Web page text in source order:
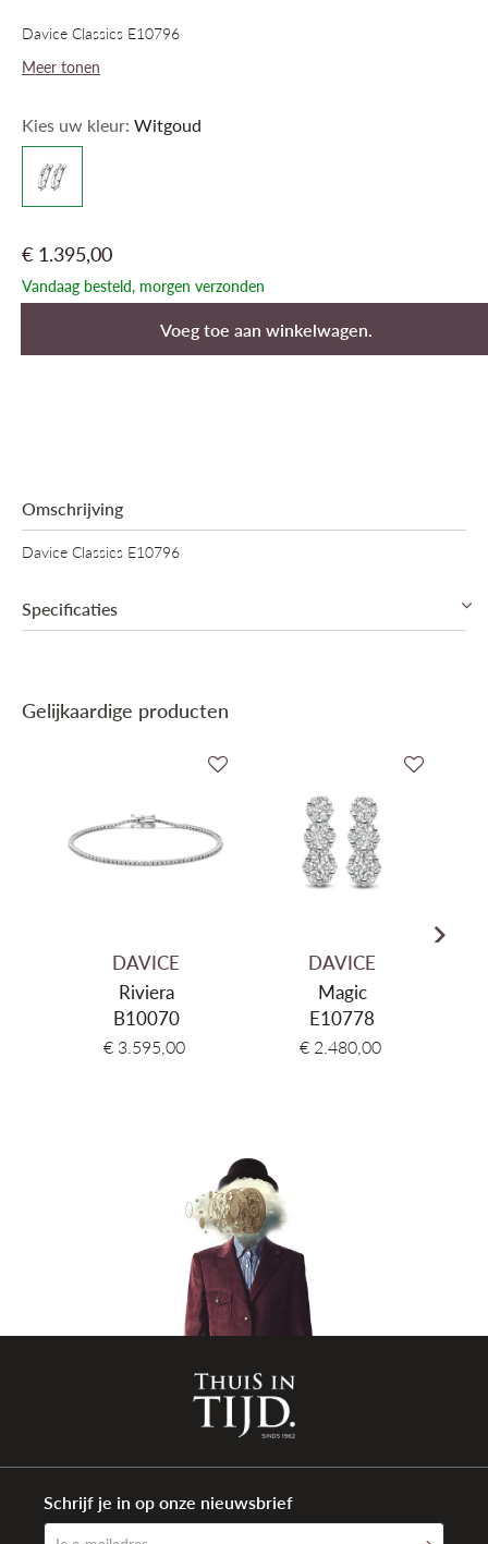
Davice Classics E10796
Meer tonen
Kies uw kleur: Witgoud
€ 1.395,00
Vandaag besteld, morgen verzonden
Voeg toe aan winkelwagen.
Omschrijving
Davice Classics E10796
Specificaties
Edelmetaal kleur
Soort diamant
Natuurlijke Diamant
Gelijkaardige producten
DAVICE
Riviera
B10070
€ 3.595,00
DAVICE
Magic
E10778
€ 2.480,00
Schrijf je in op onze nieuwsbrief